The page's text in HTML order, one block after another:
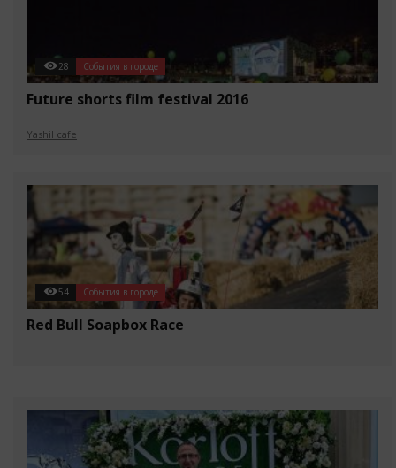
28 События в городе
Future shorts film festival 2016
Yashil cafe
54 События в городе
Red Bull Soapbox Race